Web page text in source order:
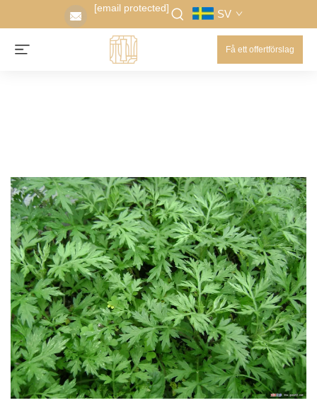
[email protected] SV
Få ett offertförslag